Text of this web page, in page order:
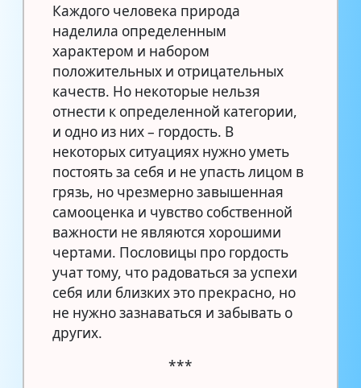
Каждого человека природа
наделила определенным
характером и набором
положительных и отрицательных
качеств. Но некоторые нельзя
отнести к определенной категории,
и одно из них – гордость. В
некоторых ситуациях нужно уметь
постоять за себя и не упасть лицом в
грязь, но чрезмерно завышенная
самооценка и чувство собственной
важности не являются хорошими
чертами. Пословицы про гордость
учат тому, что радоваться за успехи
себя или близких это прекрасно, но
не нужно зазнаваться и забывать о
других.
***